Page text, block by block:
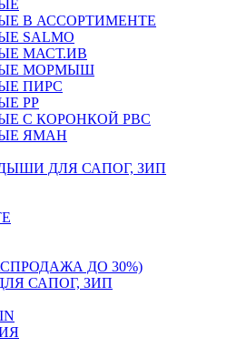
В АССОРТИМЕНТЕ
SALMO
МАСТ.ИВ
МОРМЫШ
ПИРС
РР
С КОРОНКОЙ РВС
ЯМАН
ДЛЯ САПОГ, ЗИП
ДО 30%)
САПОГ, ЗИП